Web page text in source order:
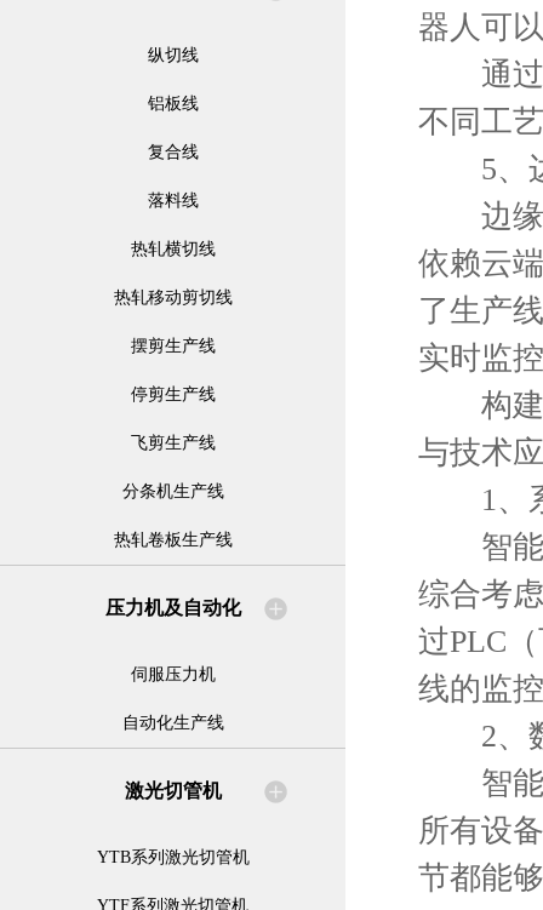
纵切线
铝板线
复合线
落料线
热轧横切线
热轧移动剪切线
摆剪生产线
停剪生产线
飞剪生产线
分条机生产线
热轧卷板生产线
压力机及自动化
伺服压力机
自动化生产线
激光切管机
YTB系列激光切管机
YTF系列激光切管机
器人可
通过
不同工
5、
边缘
依赖云
了生产
实时监
构建
与技术
1、系
智能
综合考
过PLC
线的监
2、数
智能
所有设
节都能